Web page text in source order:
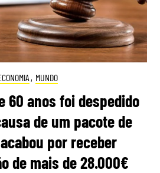
, MUNDO
60 anos foi despedido
de um pacote de
por receber
de mais de 28.000€